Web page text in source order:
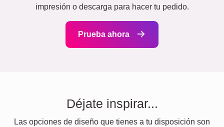
impresión o descarga para hacer tu pedido.
Prueba ahora
Déjate inspirar...
Las opciones de diseño que tienes a tu disposición son